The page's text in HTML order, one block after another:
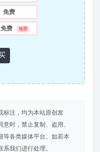
免费
免费 推荐
标注，均为本站原创发
时，禁止复制、盗用、
等各类媒体平台。如若本
我们进行处理。